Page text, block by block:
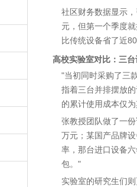
社区财务数据显示
元，但第一个季度
比传统设备省了近
高校实验室对比：三
"当初同时采购了三
指着三台并排摆放
的累计使用成本仅
张教授团队做了一
万元；某国产品牌
率，那台进口设备
包。"
实验室的研究生们